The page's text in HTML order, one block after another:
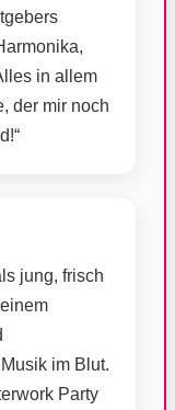
in allem
der mir noch
jung, frisch
im Blut.
Party